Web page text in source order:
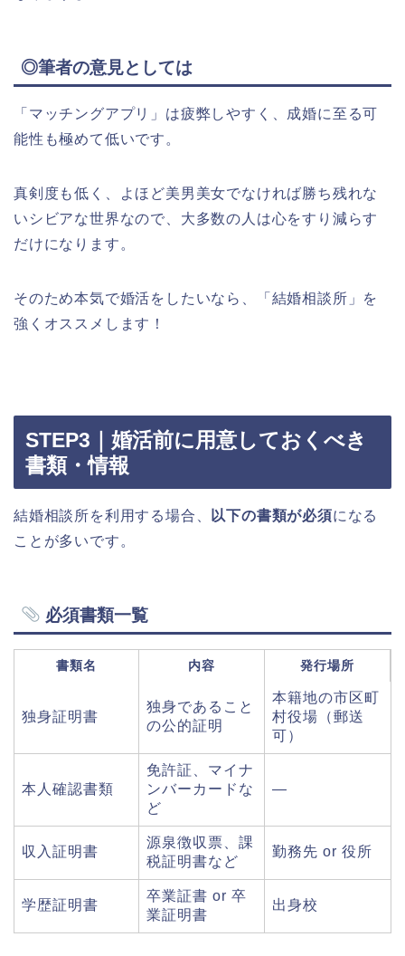
◎筆者の意見としては
「マッチングアプリ」は疲弊しやすく、成婚に至る可
能性も極めて低いです。
真剣度も低く、よほど美男美女でなければ勝ち残れな
いシビアな世界なので、大多数の人は心をすり減らす
だけになります。
そのため本気で婚活をしたいなら、「結婚相談所」を
強くオススメします！
STEP3｜婚活前に用意しておくべき
書類・情報
結婚相談所を利用する場合、 以下の書類が必須になる
ことが多いです。
必須書類一覧
書類名 内容 発行場所
独身証明書
独身であること
の公的証明
本籍地の市区町
村役場（郵送
可）
本人確認書類
免許証、マイナ
ンバーカードな
ど
—
収入証明書
源泉徴収票、課
税証明書など
勤務先 or 役所
学歴証明書
卒業証書 or 卒
業証明書
出身校